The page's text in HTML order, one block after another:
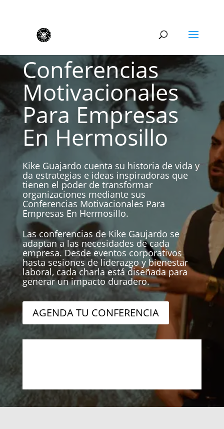
Conferencias
Motivacionales
Para Empresas
En Hermosillo
Kike Guajardo cuenta su historia de vida y
da estrategias e ideas inspiradoras que
tienen el poder de transformar
organizaciones mediante sus
Conferencias Motivacionales Para
Empresas En Hermosillo.
Las conferencias de Kike Gaujardo se
adaptan a las necesidades de cada
empresa. Desde eventos corporativos
hasta sesiones de liderazgo y bienestar
laboral, cada charla está diseñada para
generar un impacto duradero.
AGENDA TU CONFERENCIA